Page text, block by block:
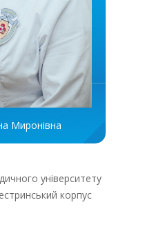
Миронівна
університету
корпус